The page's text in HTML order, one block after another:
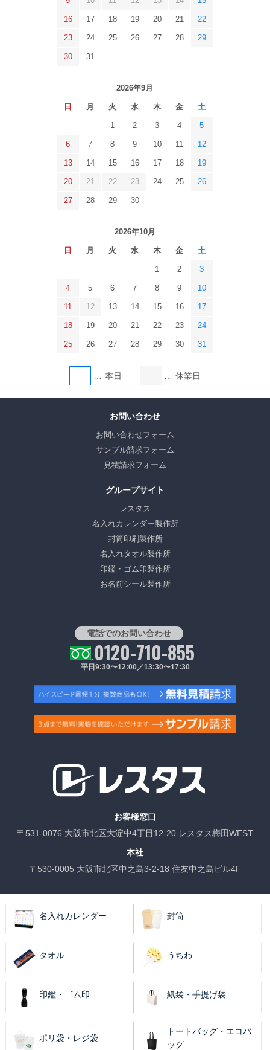
16 17 18 19 20 21 22
23 24 25 26 27 28 29
30 31
2026年9月
日 月 火 水 木 金 土
1 2 3 4 5
6 7 8 9 10 11 12
13 14 15 16 17 18 19
20 21 22 23 24 25 26
27 28 29 30
2026年10月
日 月 火 水 木 金 土
1 2 3
4 5 6 7 8 9 10
11 12 13 14 15 16 17
18 19 20 21 22 23 24
25 26 27 28 29 30 31
本日 休業日
お問い合わせ
お問い合わせフォーム
サンプル請求フォーム
見積請求フォーム
グループサイト
レスタス
名入れカレンダー製作所
封筒印刷製作所
名入れタオル製作所
印鑑・ゴム印製作所
お名前シール製作所
電話でのお問い合わせ
0120-710-855
平日9:30〜12:00／13:30〜17:30
お客様窓口
〒531-0076 大阪市北区大淀中4丁目12-20 レスタス梅田WEST
本社
〒530-0005 大阪市北区中之島3-2-18 住友中之島ビル4F
名入れカレンダー 封筒
タオル うちわ
印鑑・ゴム印 紙袋・手提げ袋
ポリ袋・レジ袋
トートバッグ・エコバ
ッグ